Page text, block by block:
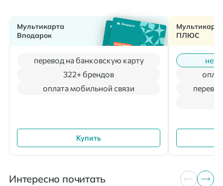
Мультикарта
Вподарок
оплата мобильной связи
перевод на банковскую карту
322+ брендов
Купить
Мультикарта
ПЛЮС
нет
Интересно почитать